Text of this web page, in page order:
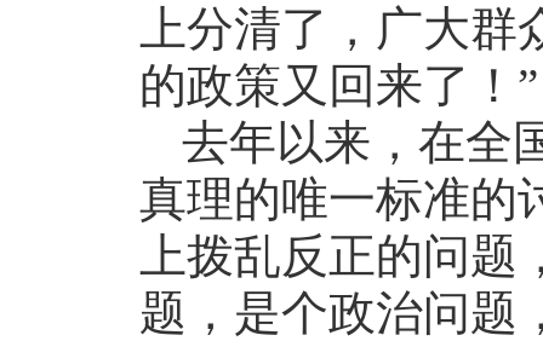
上分清了，广大
的政策又回来了！”
去年以来，在全
真理的唯一标准的
上拨乱反正的问
题，是个政治问题